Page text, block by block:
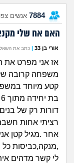
7884 אנשים
האם אח שלי
אורי בן 33 | כתב את השאלה ב-02/07/26
אז אני מפרט את
משפחה קרובה של 5
קטע מיוחד
דורות רק של
רציתי אחות
אחר .מגיל קטן
,מנקה,כביסות כל
לי קשר מדהים